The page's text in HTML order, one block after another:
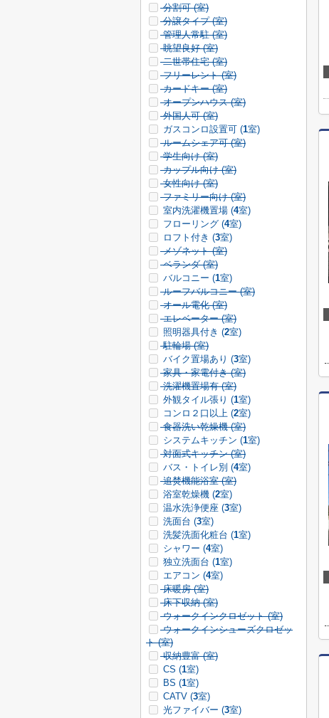
分割可 (室)
分譲タイプ (室)
管理人常駐 (室)
眺望良好 (室)
二世帯住宅 (室)
フリーレント (室)
カードキー (室)
オープンハウス (室)
外国人可 (室)
ガスコンロ設置可 (1室)
ルームシェア可 (室)
学生向け (室)
カップル向け (室)
女性向け (室)
ファミリー向け (室)
室内洗濯機置場 (4室)
フローリング (4室)
ロフト付き (3室)
メゾネット (室)
ベランダ (室)
バルコニー (1室)
ルーフバルコニー (室)
オール電化 (室)
エレベーター (室)
照明器具付き (2室)
駐輪場 (室)
バイク置場あり (3室)
家具・家電付き (室)
洗濯機置場有 (室)
外観タイル張り (1室)
コンロ２口以上 (2室)
食器洗い乾燥機 (室)
システムキッチン (1室)
対面式キッチン (室)
バス・トイレ別 (4室)
追焚機能浴室 (室)
浴室乾燥機 (2室)
温水洗浄便座 (3室)
洗面台 (3室)
洗髪洗面化粧台 (1室)
シャワー (4室)
独立洗面台 (1室)
エアコン (4室)
床暖房 (室)
床下収納 (室)
ウォークインクロゼット (室)
ウォークインシューズクロゼッ
ト (室)
収納豊富 (室)
CS (1室)
BS (1室)
CATV (3室)
光ファイバー (3室)